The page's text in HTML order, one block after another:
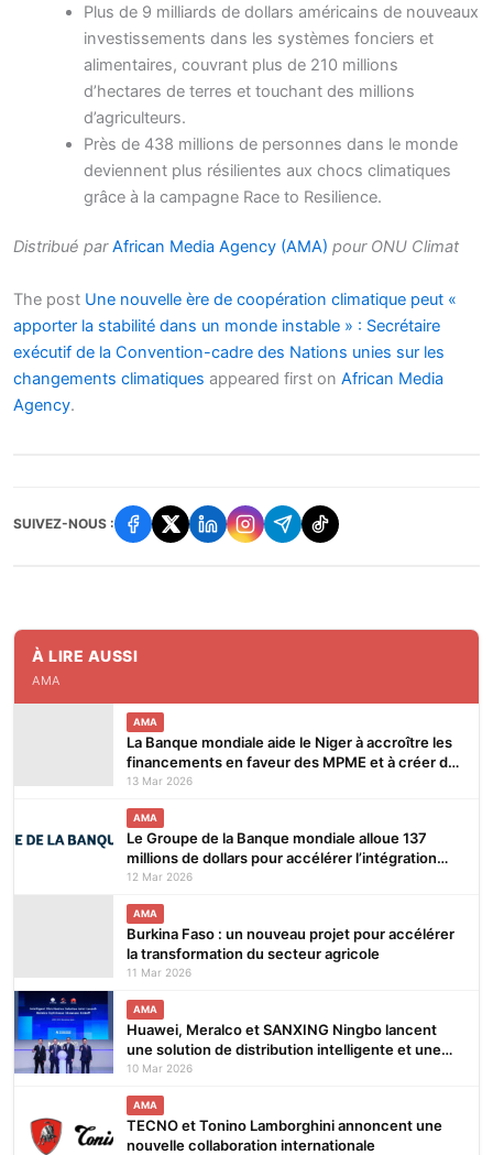
Plus de 9 milliards de dollars américains de nouveaux
investissements dans les systèmes fonciers et
alimentaires, couvrant plus de 210 millions
d’hectares de terres et touchant des millions
d’agriculteurs.
Près de 438 millions de personnes dans le monde
deviennent plus résilientes aux chocs climatiques
grâce à la campagne Race to Resilience.
Distribué parAfrican Media Agency (AMA) pour ONU Climat
The post Une nouvelle ère de coopération climatique peut «
apporter la stabilité dans un monde instable » : Secrétaire
exécutif de la Convention-cadre des Nations unies sur les
changements climatiques appeared first on African Media
Agency.
SUIVEZ-NOUS :
À LIRE AUSSI
AMA
AMA
La Banque mondiale aide le Niger à accroître les
financements en faveur des MPME et à créer des
emplois
13 Mar 2026
AMA
Le Groupe de la Banque mondiale alloue 137
millions de dollars pour accélérer l’intégration
numérique et la création d’emplois au Bénin, au
12 Mar 2026
AMA
Burkina Faso : un nouveau projet pour accélérer
la transformation du secteur agricole
11 Mar 2026
AMA
Huawei, Meralco et SANXING Ningbo lancent
une solution de distribution intelligente et une
initiative phare
10 Mar 2026
AMA
TECNO et Tonino Lamborghini annoncent une
nouvelle collaboration internationale